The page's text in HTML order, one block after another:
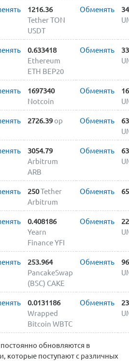
1216.36
Tether TON
USDT
Обменять
0.633418
Ethereum
ETH BEP20
Обменять
1697340
Notcoin
Обменять
2726.39op Обменять
3054.79
Arbitrum
ARB
Обменять
250Tether
Arbitrum
Обменять
0.408186
Yearn
Finance YFI
Обменять
253.964
PancakeSwap
(BSC) CAKE
Обменять
0.0131186
Wrapped
Bitcoin WBTC
Обменять
обновляются в
которые поступают с различных